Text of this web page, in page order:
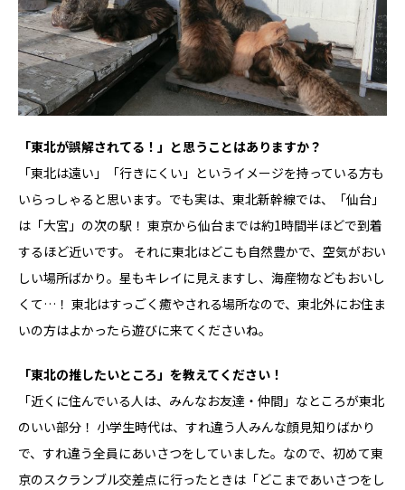
――「東北が誤解されてる！」と思うことはありますか？
「東北は遠い」「行きにくい」というイメージを持っている方も
いらっしゃると思います。でも実は、東北新幹線では、「仙台」
は「大宮」の次の駅！ 東京から仙台までは約1時間半ほどで到着
するほど近いです。 それに東北はどこも自然豊かで、空気がおい
しい場所ばかり。星もキレイに見えますし、海産物などもおいし
くて…！ 東北はすっごく癒やされる場所なので、東北外にお住ま
いの方はよかったら遊びに来てくださいね。
――「東北の推したいところ」を教えてください！
「近くに住んでいる人は、みんなお友達・仲間」なところが東北
のいい部分！ 小学生時代は、すれ違う人みんな顔見知りばかり
で、すれ違う全員にあいさつをしていました。なので、初めて東
京のスクランブル交差点に行ったときは「どこまであいさつをし